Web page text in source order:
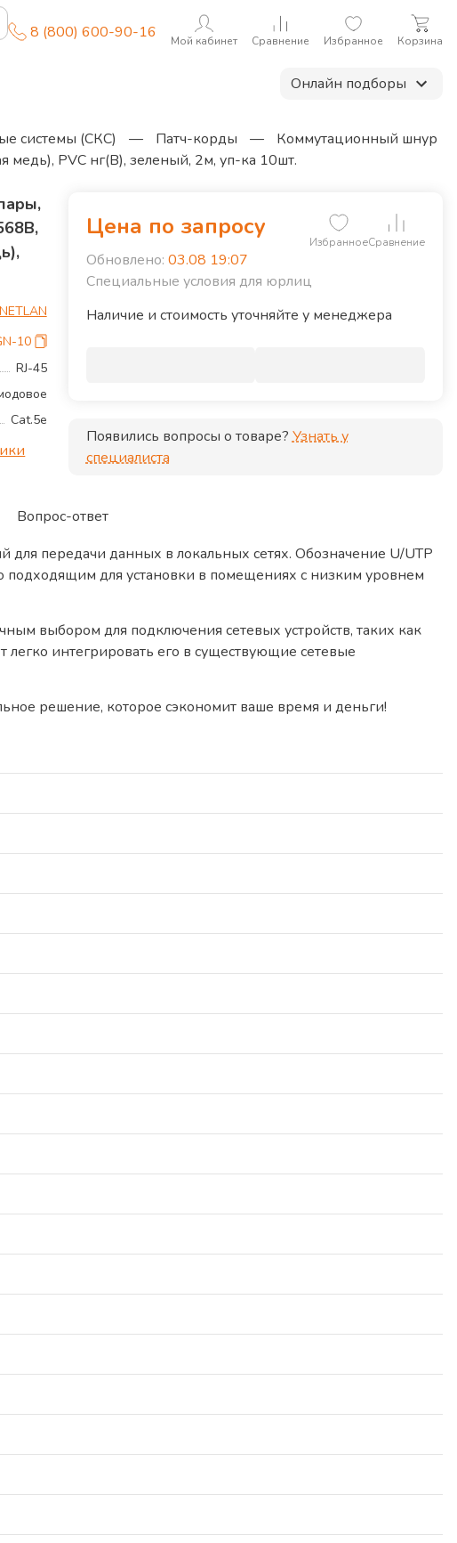
8 (800) 600-90-16 Мой кабинет Сравнение Избранное Корзина
Онлайн подборы
системы (СКС) — Патч-корды —
Коммутационный шнур
медь), PVC нг(B), зеленый, 2м, уп-ка 10шт.
NETLAN
10
RJ-45
Cat.5e
Диаметр кабеля, мм
Длина кабеля, м
Материал жилы
Цена по запросу
ИзбранноеСравнение
Обновлено: 03.08 19:07
Специальные условия для юрлиц
Наличие и стоимость уточняйте у менеджера
Появились вопросы о товаре? Узнать у
специалиста
Вопрос-ответ
передачи данных в локальных сетях. Обозначение U/UTP
подходящим для установки в помещениях с низким уровнем
выбором для подключения сетевых устройств, таких как
интегрировать его в существующие сетевые
решение, которое сэкономит ваше время и деньги!